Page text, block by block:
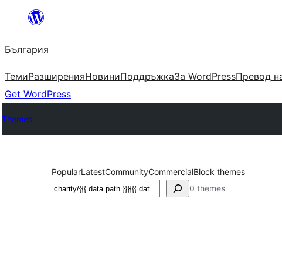
България
ТемиРазширенияНовиниПоддръжкаЗа WordPressПревод
Get WordPress
Themes
PopularLatestCommunityCommercialBlock themes
Търсене 0 themes